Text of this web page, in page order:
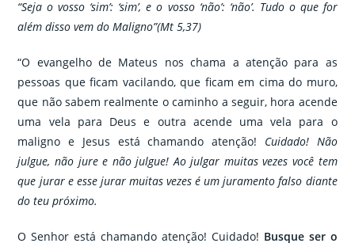
“Seja o vosso ‘sim’: ‘sim’, e o vosso ‘não’: ‘não’. Tudo o que for
além disso vem do Maligno”(Mt 5,37)
“O evangelho de Mateus nos chama a atenção para as
pessoas que ficam vacilando, que ficam em cima do muro,
que não sabem realmente o caminho a seguir, hora acende
uma vela para Deus e outra acende uma vela para o
maligno e Jesus está chamando atenção! Cuidado! Não
julgue, não jure e não julgue! Ao julgar muitas vezes você tem
que jurar e esse jurar muitas vezes é um juramento falso diante
do teu próximo.
O Senhor está chamando atenção! Cuidado! Busque ser o